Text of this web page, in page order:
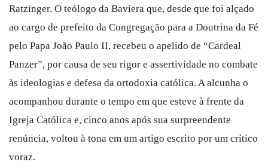
Ratzinger. O teólogo da Baviera que, desde que foi alçado
ao cargo de prefeito da Congregação para a Doutrina da Fé
pelo Papa João Paulo II, recebeu o apelido de “Cardeal
Panzer”, por causa de seu rigor e assertividade no combate
às ideologias e defesa da ortodoxia católica. A alcunha o
acompanhou durante o tempo em que esteve à frente da
Igreja Católica e, cinco anos após sua surpreendente
renúncia, voltou à tona em um artigo escrito por um crítico
voraz.